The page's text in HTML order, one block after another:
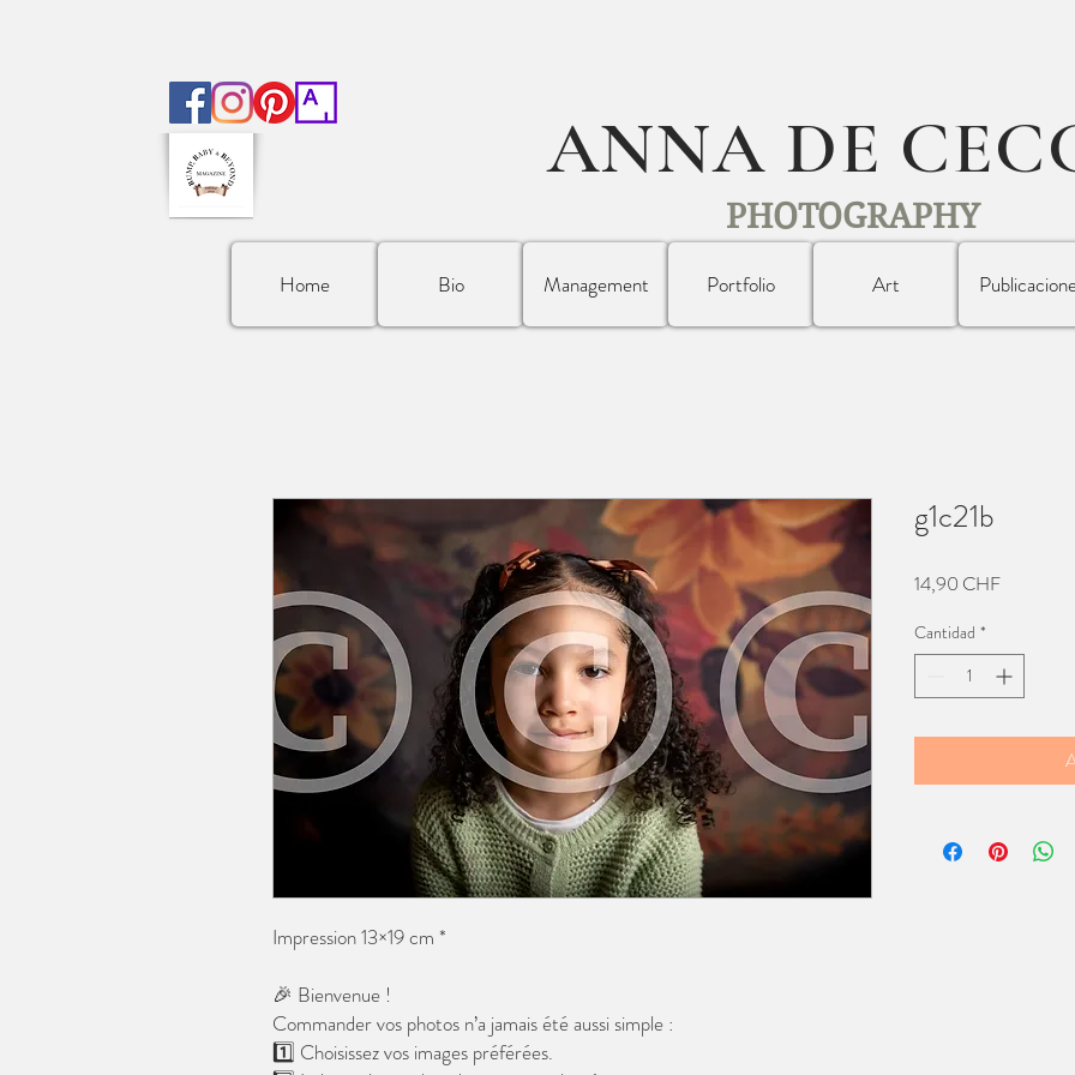
ANNA DE
PHOTOGRAPHY
Home Bio Management Portfolio Art
Impression 13×19 cm *
🎉 Bienvenue !
Commander vos photos n’a jamais été aussi simple :
1️⃣ Choisissez vos images préférées.
g1c21b
14,90 CHFPrecio
Cantidad *